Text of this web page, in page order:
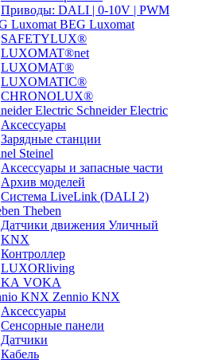
Приводы: DALI | 0-10V | PWM
BEG Luxomat
SAFETYLUX®
LUXOMAT®net
LUXOMAT®
LUXOMATIC®
CHRONOLUX®
Schneider Electric
Аксессуары
Зарядные станции
Steinel
Аксессуары и запасные части
Архив моделей
Система LiveLink (DALI 2)
Theben
Датчики движения Уличный
KNX
Контроллер
LUXORliving
VOKA
Zennio KNX
Аксессуары
Сенсорные панели
Датчики
Кабель